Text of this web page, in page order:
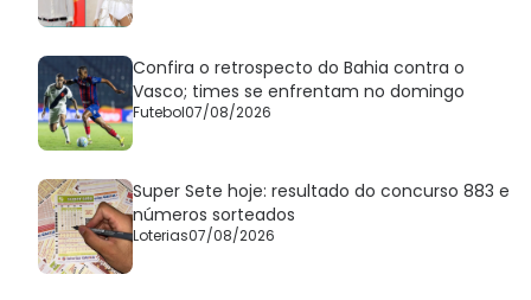
Confira o retrospecto do Bahia contra o
Vasco; times se enfrentam no domingo
Futebol07/08/2026
Super Sete hoje: resultado do concurso 883 e
números sorteados
Loterias07/08/2026